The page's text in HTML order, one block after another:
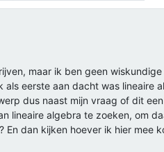
maar ik ben geen
als eerste aan dacht was
dus naast mijn vraag of dit
lineaire algebra te zoeken, om
En dan kijken hoever ik hier mee